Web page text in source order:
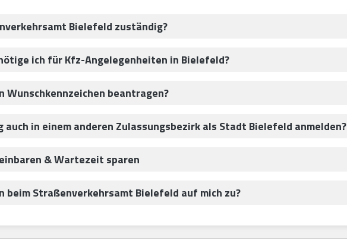
Bielefeld zuständig?
ich für Kfz-Angelegenheiten in Bielefeld?
Wunschkennzeichen beantragen?
auch in einem anderen Zulassungsbezirk als Stadt Bielefeld anmelden?
& Wartezeit sparen
beim Straßenverkehrsamt Bielefeld auf mich zu?